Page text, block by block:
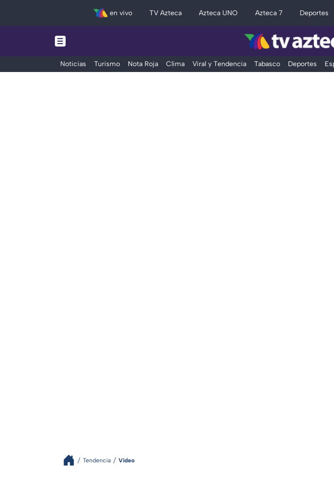
en vivo TV Azteca Azteca UNO Azteca 7 Deportes
Noticias Turismo Nota Roja Clima Viral y Tendencia Tabasco Deportes
Tendencia Video